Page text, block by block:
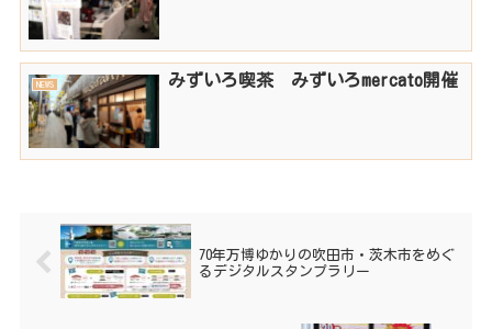
NEWS みずいろ喫茶 みずいろmercato開催
70年万博ゆかりの吹田市・茨木市をめぐ
るデジタルスタンプラリー